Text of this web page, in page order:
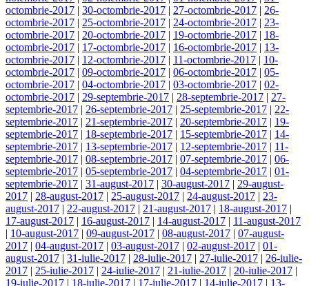
octombrie-2017 | 30-octombrie-2017 | 27-octombrie-2017 | 26-
octombrie-2017 | 25-octombrie-2017 | 24-octombrie-2017 | 23-
octombrie-2017 | 20-octombrie-2017 | 19-octombrie-2017 | 18-
octombrie-2017 | 17-octombrie-2017 | 16-octombrie-2017 | 13-
octombrie-2017 | 12-octombrie-2017 | 11-octombrie-2017 | 10-
octombrie-2017 | 09-octombrie-2017 | 06-octombrie-2017 | 05-
octombrie-2017 | 04-octombrie-2017 | 03-octombrie-2017 | 02-
octombrie-2017 | 29-septembrie-2017 | 28-septembrie-2017 | 27-
septembrie-2017 | 26-septembrie-2017 | 25-septembrie-2017 | 22-
septembrie-2017 | 21-septembrie-2017 | 20-septembrie-2017 | 19-
septembrie-2017 | 18-septembrie-2017 | 15-septembrie-2017 | 14-
septembrie-2017 | 13-septembrie-2017 | 12-septembrie-2017 | 11-
septembrie-2017 | 08-septembrie-2017 | 07-septembrie-2017 | 06-
septembrie-2017 | 05-septembrie-2017 | 04-septembrie-2017 | 01-
septembrie-2017 | 31-august-2017 | 30-august-2017 | 29-august-
2017 | 28-august-2017 | 25-august-2017 | 24-august-2017 | 23-
august-2017 | 22-august-2017 | 21-august-2017 | 18-august-2017 |
17-august-2017 | 16-august-2017 | 14-august-2017 | 11-august-2017
| 10-august-2017 | 09-august-2017 | 08-august-2017 | 07-august-
2017 | 04-august-2017 | 03-august-2017 | 02-august-2017 | 01-
august-2017 | 31-iulie-2017 | 28-iulie-2017 | 27-iulie-2017 | 26-iulie-
2017 | 25-iulie-2017 | 24-iulie-2017 | 21-iulie-2017 | 20-iulie-2017 |
19-iulie-2017 | 18-iulie-2017 | 17-iulie-2017 | 14-iulie-2017 | 13-